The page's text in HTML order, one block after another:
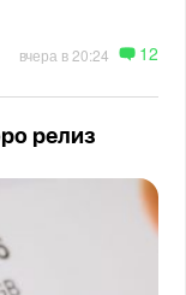
вчера в 20:24 12
релиз